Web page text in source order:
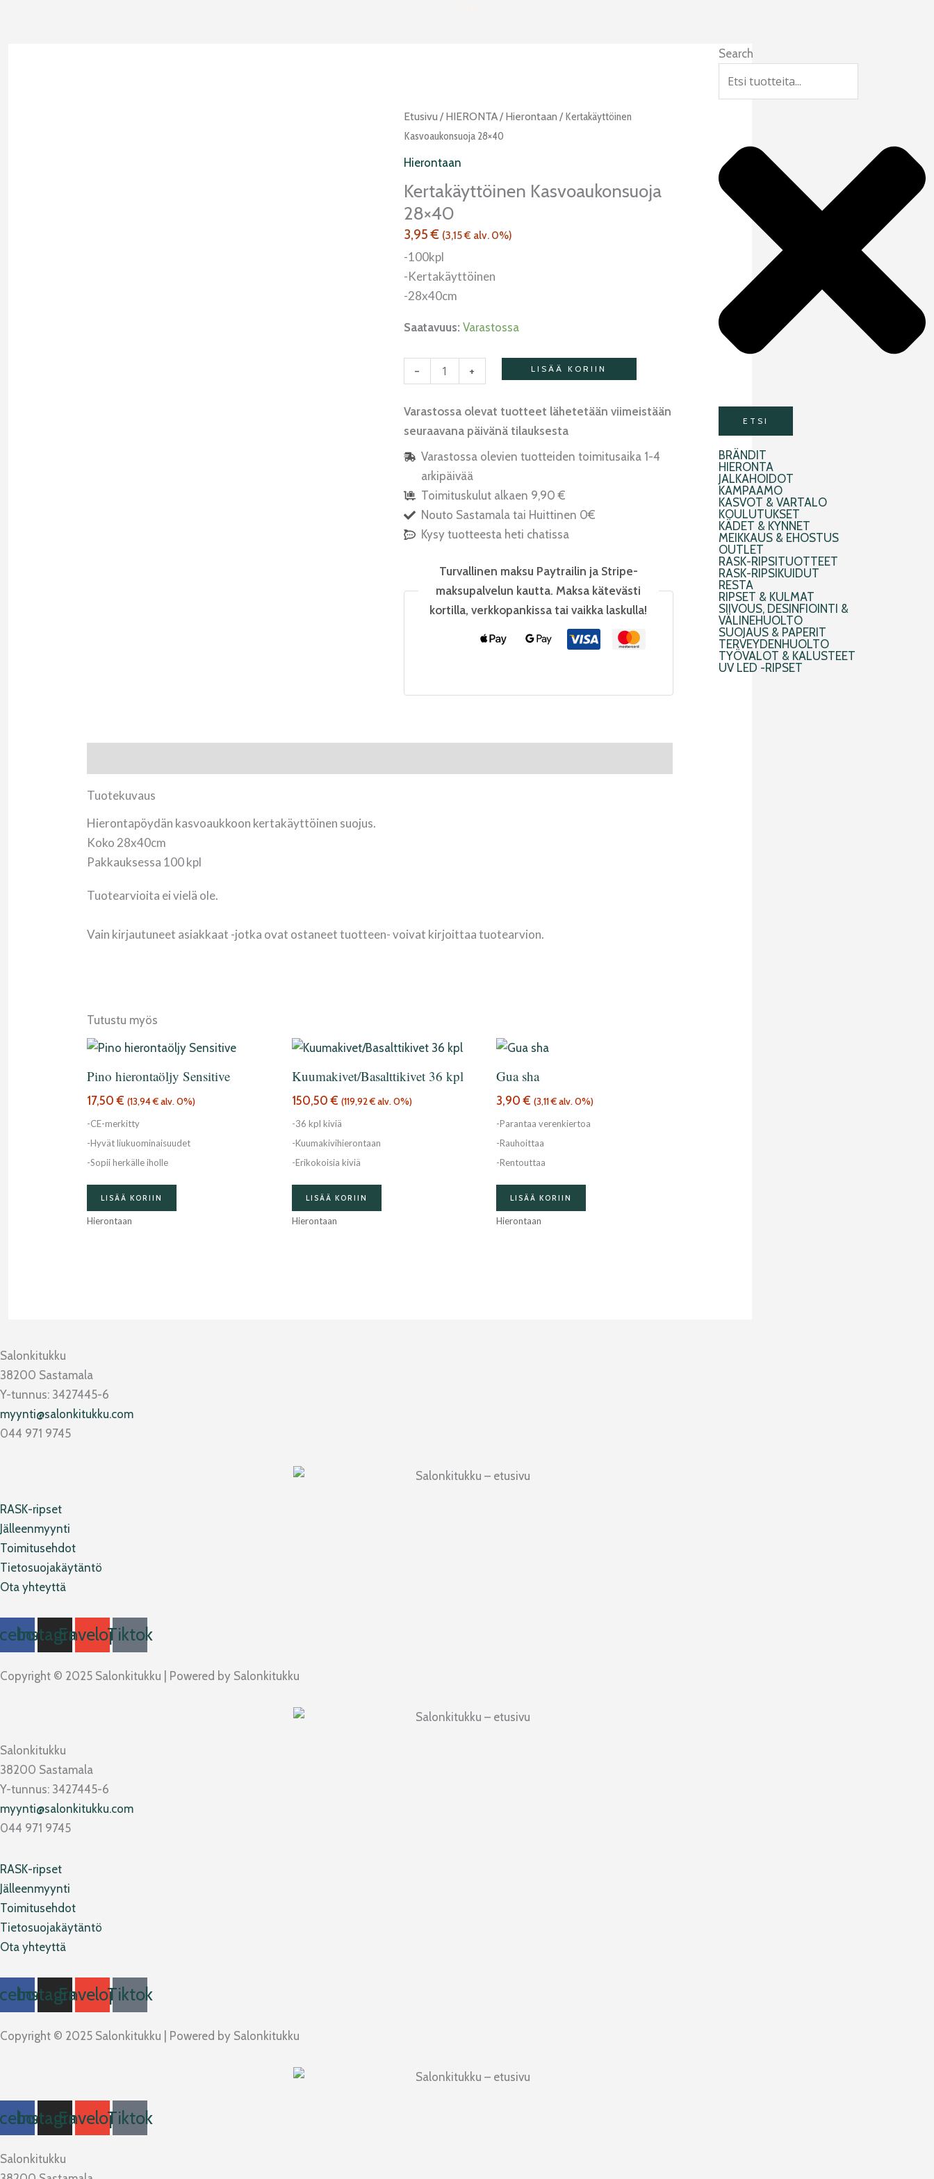
Etusivu / HIERONTA/ Hierontaan / Kertakäyttöinen
Kasvoaukonsuoja 28×40
Hierontaan
Kertakäyttöinen Kasvoaukonsuoja
28×40
3,95€ (3,15€ alv. 0%)
-100kpl
-Kertakäyttöinen
-28x40cm
Saatavuus: Varastossa
-
Kertakäyttöinen
kasvoaukonsuoja
28x40
+ LISÄÄ KORIIN
Varastossa olevat tuotteet lähetetään viimeistään
seuraavana päivänä tilauksesta
Varastossa olevien tuotteiden toimitusaika 1-4
arkipäivää
Toimituskulut alkaen 9,90 €
Nouto Sastamala tai Huittinen 0€
Kysy tuotteesta heti chatissa
Turvallinen maksu Paytrailin ja Stripe-
maksupalvelun kautta. Maksa kätevästi
kortilla, verkkopankissa tai vaikka laskulla!
Tuotekuvaus
Hierontapöydän kasvoaukkoon kertakäyttöinen suojus.
Koko 28x40cm
Pakkauksessa 100 kpl
Tuotearvioita ei vielä ole.
Vain kirjautuneet asiakkaat -jotka ovat ostaneet tuotteen- voivat kirjoittaa tuotearvion.
Tutustu myös
Pino hierontaöljy Sensitive
17,50€ (13,94€alv. 0%)
-CE-merkitty
-Hyvät liukuominaisuudet
-Sopii herkälle iholle
LISÄÄ KORIIN
Hierontaan
Kuumakivet/Basalttikivet 36 kpl
150,50€ (119,92€alv. 0%)
-36 kpl kiviä
-Kuumakivihierontaan
-Erikokoisia kiviä
LISÄÄ KORIIN
Hierontaan
Gua sha
3,90€ (3,11€alv. 0%)
-Parantaa verenkiertoa
-Rauhoittaa
-Rentouttaa
LISÄÄ KORIIN
Hierontaan
Search
ETSI
BRÄNDIT
HIERONTA
JALKAHOIDOT
KAMPAAMO
KASVOT & VARTALO
KOULUTUKSET
KÄDET & KYNNET
MEIKKAUS & EHOSTUS
OUTLET
RASK-RIPSITUOTTEET
RASK-RIPSIKUIDUT
RESTA
RIPSET & KULMAT
SIIVOUS, DESINFIOINTI &
VÄLINEHUOLTO
SUOJAUS & PAPERIT
TERVEYDENHUOLTO
TYÖVALOT & KALUSTEET
UV LED -RIPSET
Salonkitukku
38200 Sastamala
Y-tunnus: 3427445-6
myynti@salonkitukku.com
044 971 9745
RASK-ripset
Jälleenmyynti
Toimitusehdot
Tietosuojakäytäntö
Ota yhteyttä
InstagramEnvelopeTiktok
Copyright © 2025 Salonkitukku | Powered by Salonkitukku
Salonkitukku
38200 Sastamala
Y-tunnus: 3427445-6
myynti@salonkitukku.com
044 971 9745
RASK-ripset
Jälleenmyynti
Toimitusehdot
Tietosuojakäytäntö
Ota yhteyttä
InstagramEnvelopeTiktok
Copyright © 2025 Salonkitukku | Powered by Salonkitukku
InstagramEnvelopeTiktok
Salonkitukku